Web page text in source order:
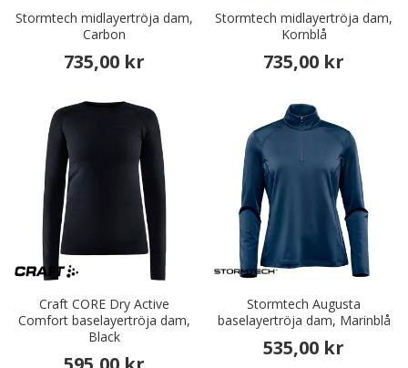
Stormtech midlayertröja dam,
Carbon
735,00 kr
Stormtech midlayertröja dam,
Kornblå
735,00 kr
Craft CORE Dry Active
Comfort baselayertröja dam,
Black
Stormtech Augusta
baselayertröja dam, Marinblå
535,00 kr